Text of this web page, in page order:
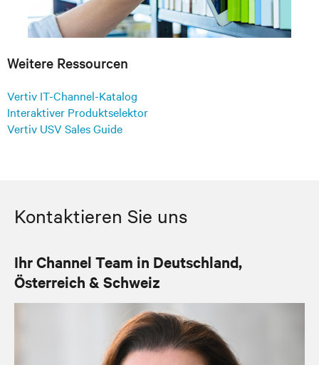
Weitere Ressourcen
Vertiv IT-Channel-Katalog
Interaktiver Produktselektor
Vertiv USV Sales Guide
Kontaktieren Sie uns
Ihr Channel Team in Deutschland,
Österreich & Schweiz